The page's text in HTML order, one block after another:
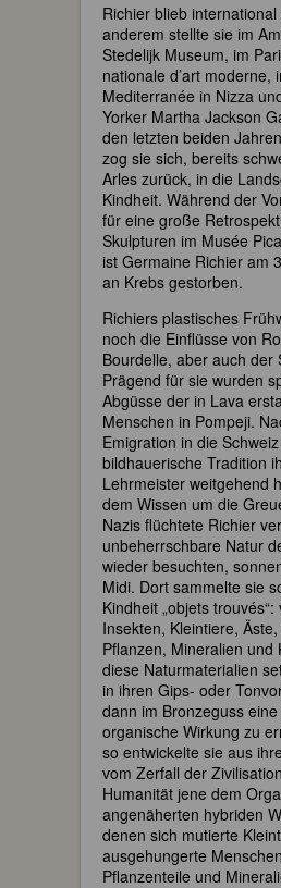
Richier blieb
anderem stellte sie im
Stedelijk Museum, im
nationale d’art moderne,
Mediterranée in Nizza
Yorker Martha Jackson
den letzten beiden
zog sie sich, bereits
Arles zurück, in die
Kindheit. Während der
für eine große
Skulpturen im Musée
ist Germaine Richier am
an Krebs gestorben.
Richiers plastisches
noch die Einflüsse von
Bourdelle, aber auch der
Prägend für sie wurden
Abgüsse der in Lava
Menschen in Pompeji.
Emigration in die
bildhauerische Tradition
Lehrmeister weitgehend
dem Wissen um die
Nazis flüchtete Richier
unbeherrschbare Natur
wieder besuchten,
Midi. Dort sammelte sie
Kindheit „objets
Insekten, Kleintiere,
Pflanzen, Mineralien und
diese Naturmaterialien
in ihren Gips- oder
dann im Bronzeguss
organische Wirkung zu
so entwickelte sie aus
vom Zerfall der
Humanität jene dem
angenäherten hybriden
denen sich mutierte
ausgehungerte
Pflanzenteile und